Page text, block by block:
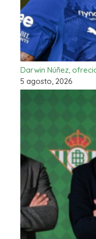
Darwin Núñez,
5 agosto, 2026